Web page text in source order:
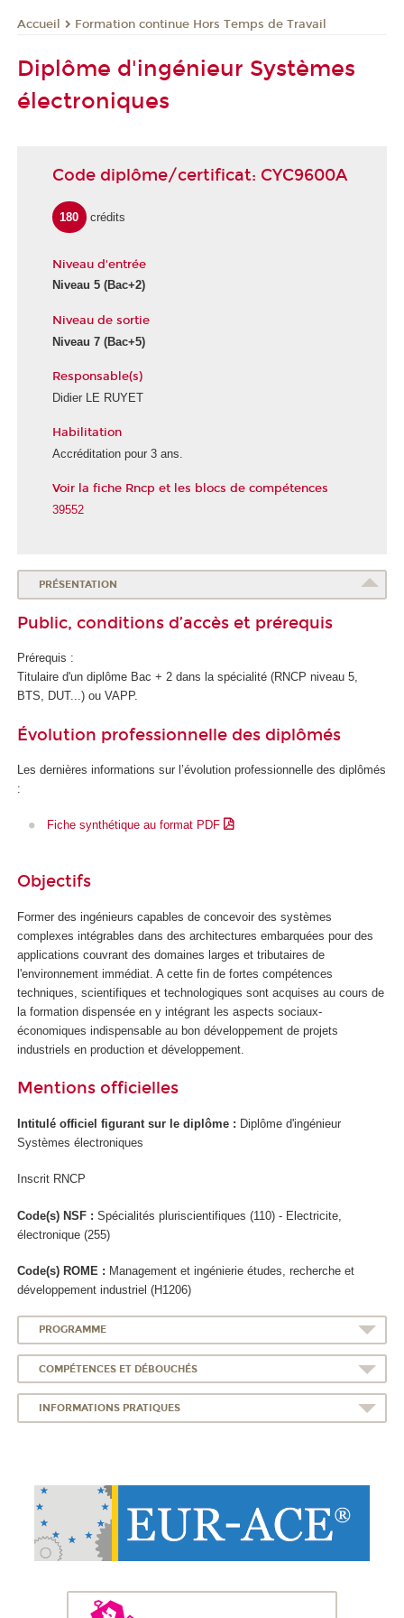
Accueil Formation continue Hors Temps de Travail
Diplôme d'ingénieur Systèmes
électroniques
Code diplôme/certificat: CYC9600A
180 crédits
Niveau d'entrée
Niveau 5 (Bac+2)
Niveau de sortie
Niveau 7 (Bac+5)
Responsable(s)
Didier LE RUYET
É
c
l
e
u
m
é
i
q
u
e
d
Habilitation
Accréditation pour 3 ans.
Voir la fiche Rncp et les blocs de compétences
39552
PRÉSENTATION
Public, conditions d’accès et prérequis
Prérequis :
Titulaire d'un diplôme Bac + 2 dans la spécialité (RNCP niveau 5,
BTS, DUT...) ou VAPP.
Évolution professionnelle des diplômés
Les dernières informations sur l’évolution professionnelle des diplômés
:
Fiche synthétique au format PDF
Objectifs
Former des ingénieurs capables de concevoir des systèmes
complexes intégrables dans des architectures embarquées pour des
applications couvrant des domaines larges et tributaires de
l'environnement immédiat. A cette fin de fortes compétences
techniques, scientifiques et technologiques sont acquises au cours de
la formation dispensée en y intégrant les aspects sociaux-
économiques indispensable au bon développement de projets
industriels en production et développement.
Mentions officielles
Intitulé officiel figurant sur le diplôme : Diplôme d'ingénieur
Systèmes électroniques
Inscrit RNCP
Code(s) NSF : Spécialités pluriscientifiques (110) - Electricite,
électronique (255)
Code(s) ROME : Management et ingénierie études, recherche et
développement industriel (H1206)
PROGRAMME
COMPÉTENCES ET DÉBOUCHÉS
INFORMATIONS PRATIQUES